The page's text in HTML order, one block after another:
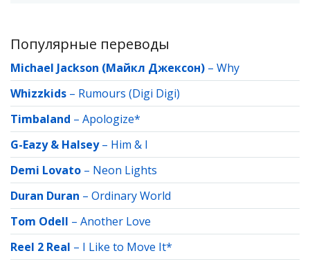
Популярные переводы
Michael Jackson (Майкл Джексон) – Why
Whizzkids – Rumours (Digi Digi)
Timbaland – Apologize*
G-Eazy & Halsey– Him & I
Demi Lovato – Neon Lights
Duran Duran – Ordinary World
Tom Odell – Another Love
Reel 2 Real – I Like to Move It*